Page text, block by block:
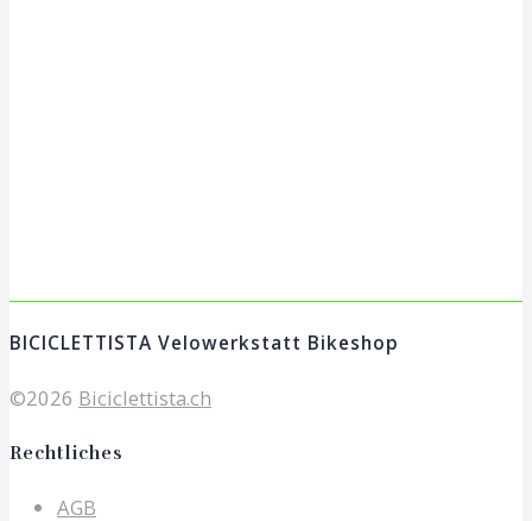
BICICLETTISTA Velowerkstatt Bikeshop
©2026 Biciclettista.ch
Rechtliches
AGB